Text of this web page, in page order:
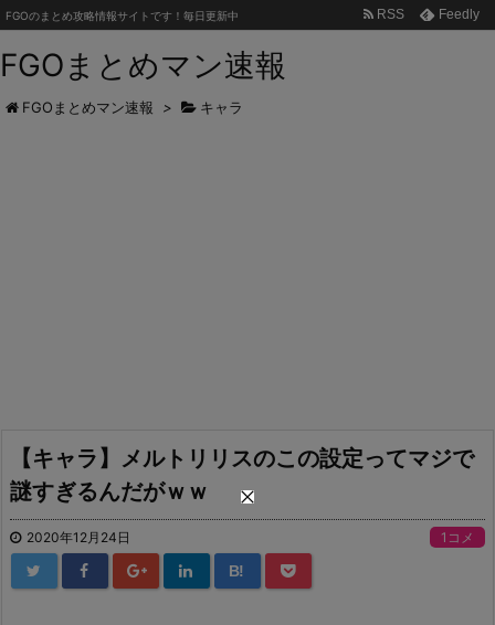
FGOまとめマン速報
FGOのまとめ攻略情報サイトです！毎日更新中 RSS Feedly
FGOまとめマン速報 > キャラ
【キャラ】メルトリリスのこの設定ってマジで
謎すぎるんだがｗｗ
2020年12月24日 1コメ
B!